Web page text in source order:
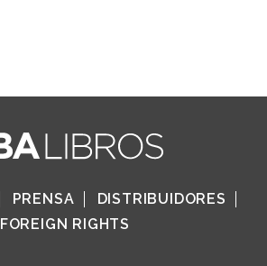
PRENSA
DISTRIBUIDORES
FOREIGN RIGHTS